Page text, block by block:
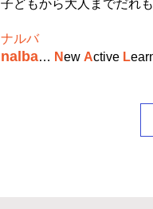
子どもから大人までだれ
ナルバ
nalba… New Active L